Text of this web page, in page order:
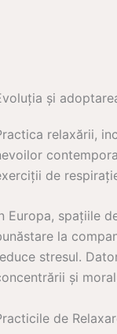
și
relaxării,
de
Europa, spațiile
la
stresul.
și
de